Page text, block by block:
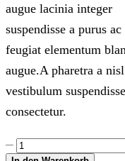
augue lacinia integer
suspendisse a purus
feugiat elementum
augue.A pharetra a
vestibulum
consectetur.